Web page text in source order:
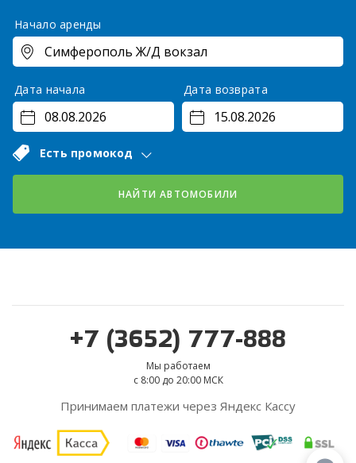
Начало аренды
Дата начала Дата возврата
Есть промокод
НАЙТИ АВТОМОБИЛИ
+7 (3652) 777-888
Мы работаем
с 8:00 до 20:00 МСК
Принимаем платежи через Яндекс Кассу